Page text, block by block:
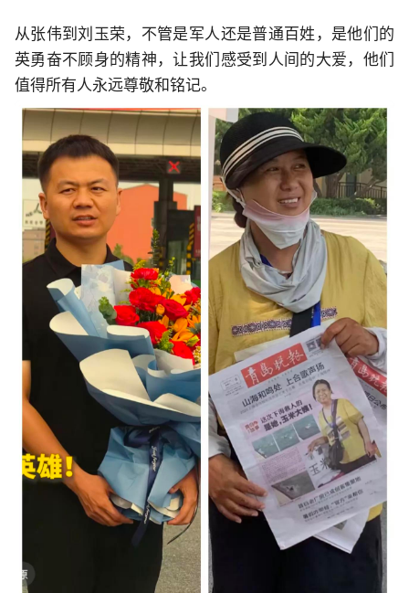
从张伟到刘玉荣，不管是军人还是普通百姓，是他们的
英勇奋不顾身的精神，让我们感受到人间的大爱，他们
值得所有人永远尊敬和铭记。